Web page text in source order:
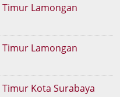
Timur Lamongan
Timur Lamongan
Kota Surabaya